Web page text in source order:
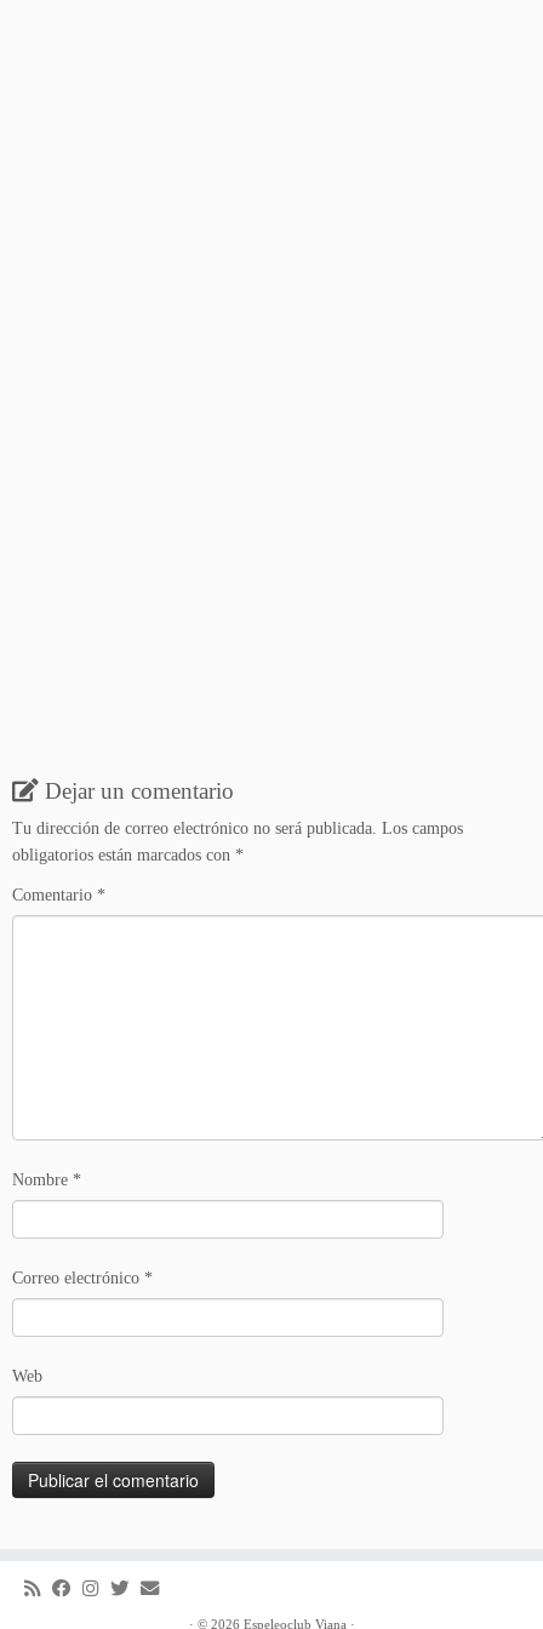
Dejar un comentario
Tu dirección de correo electrónico no será publicada. Los campos
obligatorios están marcados con *
Comentario *
Nombre *
Correo electrónico *
Web
· © 2026 Espeleoclub Viana ·